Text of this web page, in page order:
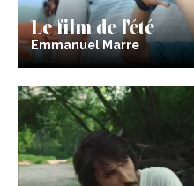
Le film de l’été
Emmanuel Marre